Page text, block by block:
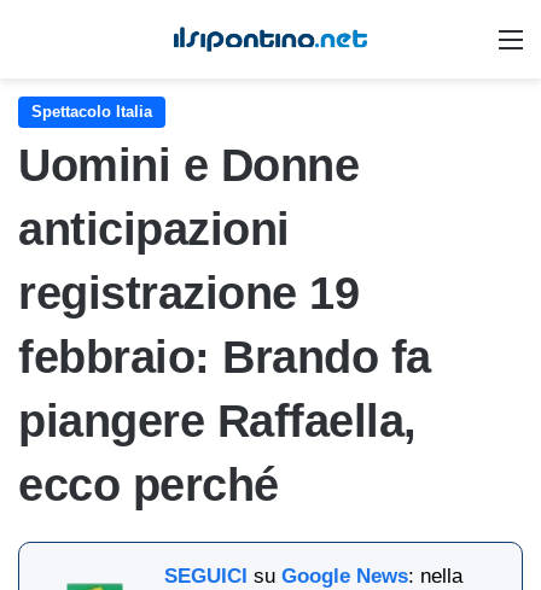
Spettacolo Italia
Uomini e Donne
anticipazioni
registrazione 19
febbraio: Brando fa
piangere Raffaella,
ecco perché
SEGUICI suGoogle News: nella